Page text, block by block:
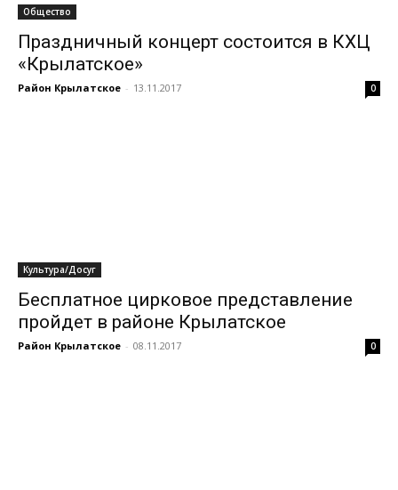
Общество
Праздничный концерт состоится в КХЦ
«Крылатское»
Район Крылатское - 13.11.2017 0
Культура/Досуг
Бесплатное цирковое представление
пройдет в районе Крылатское
Район Крылатское - 08.11.2017 0